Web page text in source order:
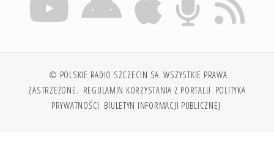
© POLSKIE RADIO SZCZECIN SA. WSZYSTKIE PRAWA
ZASTRZEŻONE. REGULAMIN KORZYSTANIA Z PORTALU POLITYKA
PRYWATNOŚCI BIULETYN INFORMACJI PUBLICZNEJ